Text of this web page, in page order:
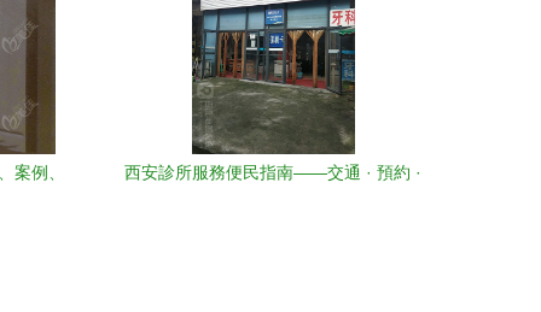
案例、
西安診所服務便民指南——交通 · 預約 ·